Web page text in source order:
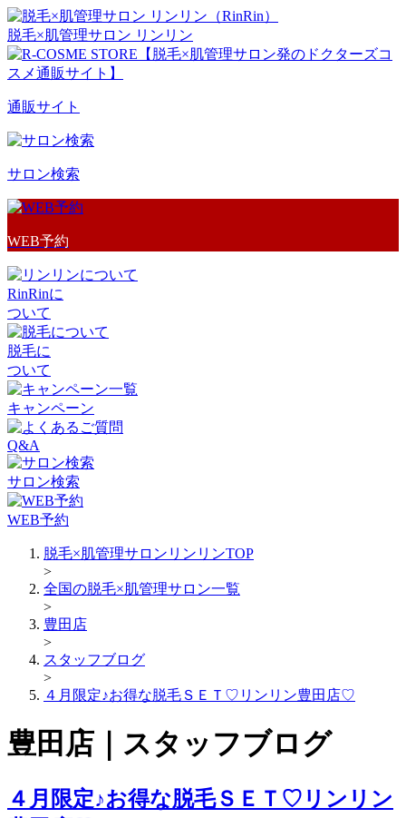
脱毛×肌管理サロン リンリン
通販サイト
サロン検索
WEB予約
RinRinに
ついて
脱毛に
ついて
キャンペーン
Q&A
サロン検索
WEB予約
脱毛×肌管理サロンリンリンTOP
>
全国の脱毛×肌管理サロン一覧
>
豊田店
>
スタッフブログ
>
４月限定♪お得な脱毛ＳＥＴ♡リンリン豊田店♡
豊田店｜スタッフブログ
４月限定♪お得な脱毛ＳＥＴ♡リンリン